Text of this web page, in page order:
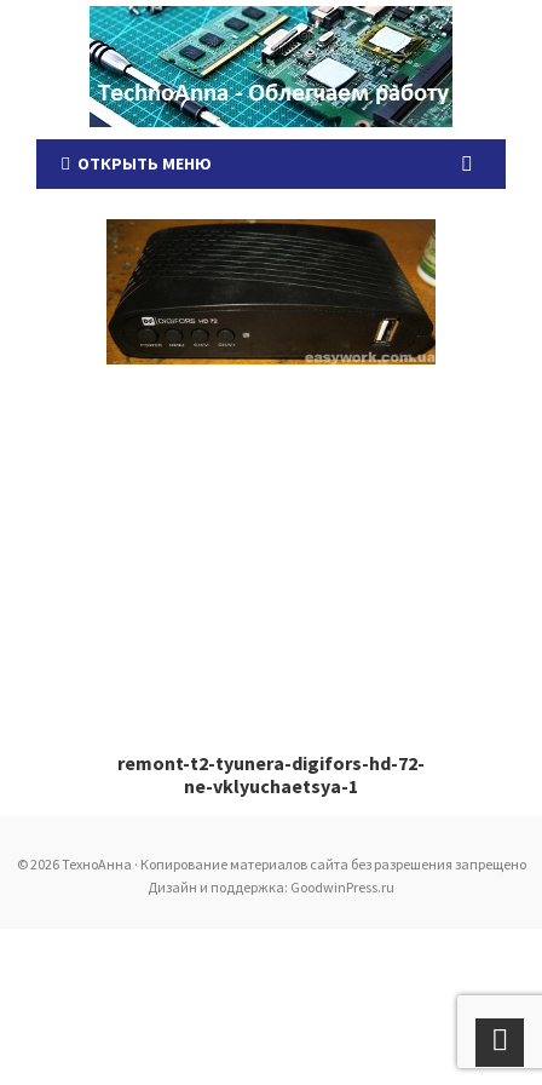
ОТКРЫТЬ МЕНЮ
remont-t2-tyunera-digifors-hd-72-
ne-vklyuchaetsya-1
© 2026 ТехноАнна · Копирование материалов сайта без разрешения запрещено
Дизайн и поддержка: GoodwinPress.ru